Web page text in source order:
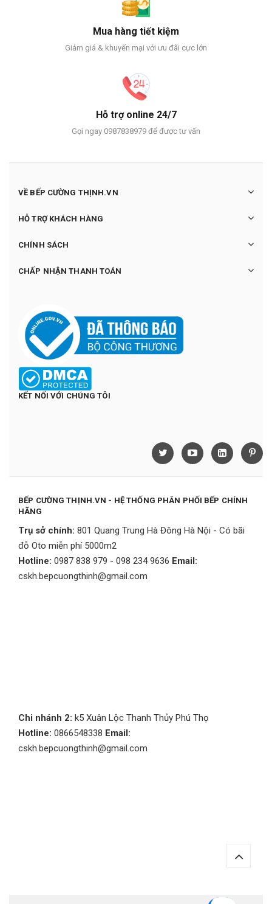
Mua hàng tiết kiệm
Giảm giá & khuyến mại với ưu đãi cực lớn
Hỗ trợ online 24/7
Gọi ngay 0987838979 để được tư vấn
VỀ BẾP CƯỜNG THỊNH.VN
HỖ TRỢ KHÁCH HÀNG
CHÍNH SÁCH
CHẤP NHẬN THANH TOÁN
KẾT NỐI VỚI CHÚNG TÔI
BẾP CƯỜNG THỊNH.VN - HỆ THỐNG PHÂN PHỐI BẾP CHÍNH
HÃNG
Trụ sở chính: 801 Quang Trung Hà Đông Hà Nội - Có bãi
đỗ Oto miễn phí 5000m2
Hotline: 0987 838 979 - 098 234 9636 Email:
cskh.bepcuongthinh@gmail.com
Chi nhánh 2: k5 Xuân Lộc Thanh Thủy Phú Thọ
Hotline: 0866548338 Email:
cskh.bepcuongthinh@gmail.com